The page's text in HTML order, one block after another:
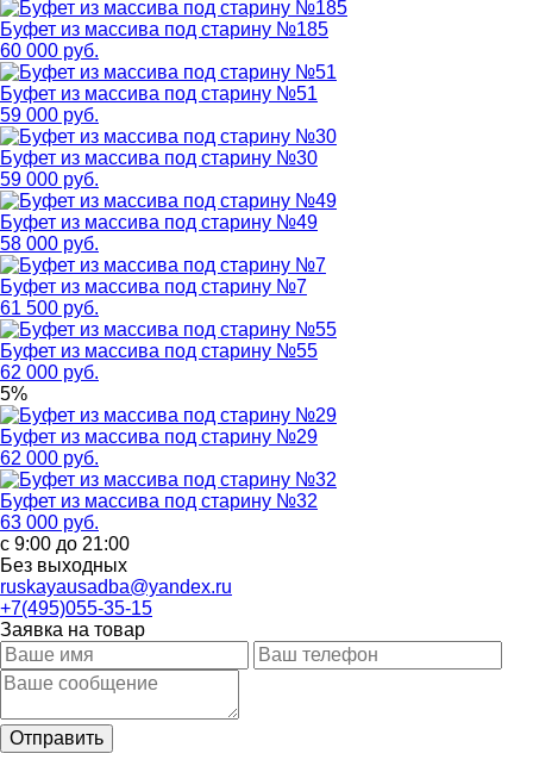
Буфет из массива под старину №185
60 000 руб.
Буфет из массива под старину №51
59 000 руб.
Буфет из массива под старину №30
59 000 руб.
Буфет из массива под старину №49
58 000 руб.
Буфет из массива под старину №7
61 500 руб.
Буфет из массива под старину №55
62 000 руб.
5%
Буфет из массива под старину №29
62 000 руб.
Буфет из массива под старину №32
63 000 руб.
с 9:00 до 21:00
Без выходных
ruskayausadba@yandex.ru
+7(495)055-35-15
Заявка на товар